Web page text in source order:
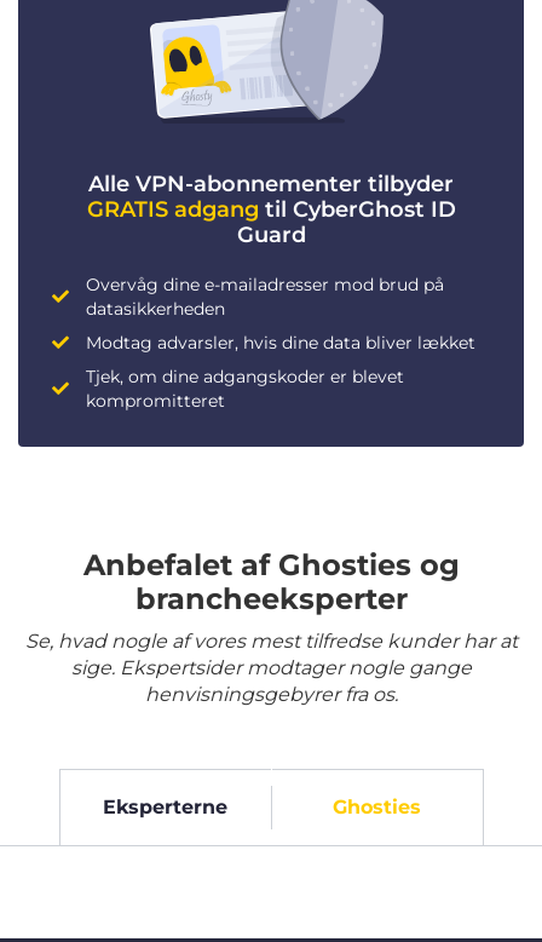
Alle VPN-abonnementer tilbyder
GRATIS adgang til CyberGhost ID
Guard
Overvåg dine e-mailadresser mod brud på
datasikkerheden
Modtag advarsler, hvis dine data bliver lækket
Tjek, om dine adgangskoder er blevet
kompromitteret
Anbefalet af Ghosties og
brancheeksperter
Se, hvad nogle af vores mest tilfredse kunder har at
sige. Ekspertsider modtager nogle gange
henvisningsgebyrer fra os.
Eksperterne Ghosties